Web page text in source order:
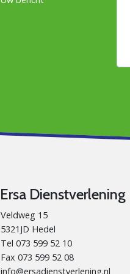
Ersa Dienstverlening
Veldweg 15
5321JD Hedel
Tel 073 599 52 10
Fax 073 599 52 08
info@ersadienstverlening.nl